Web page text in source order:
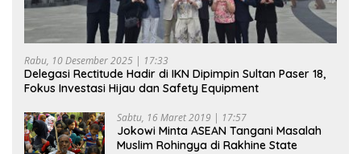
Rabu, 10 Desember 2025 | 17:33
Delegasi Rectitude Hadir di IKN Dipimpin Sultan Paser 18,
Fokus Investasi Hijau dan Safety Equipment
Sabtu, 16 Maret 2019 | 17:57
Jokowi Minta ASEAN Tangani Masalah
Muslim Rohingya di Rakhine State